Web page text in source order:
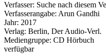
Verfasser: Suche nach diesem
Verfasserangabe: Arun Gandhi
Jahr: 2017
Verlag: Berlin, Der Audio-Verl.
Mediengruppe: CD Hörbuch
verfügbar